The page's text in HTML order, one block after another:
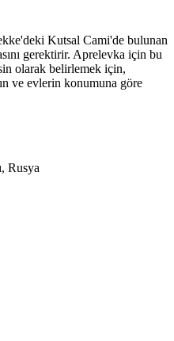
Kutsal Cami'de bulunan
gerektirir. Aprelevka için bu
olarak belirlemek için,
ve evlerin konumuna göre
Rusya